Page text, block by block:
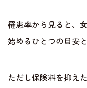
罹患率から見ると、
始めるひとつの目安
ただし保険料を抑え